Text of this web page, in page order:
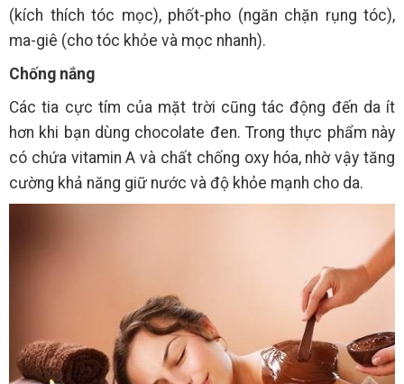
(kích thích tóc mọc), phốt-pho (ngăn chặn rụng tóc),
ma-giê (cho tóc khỏe và mọc nhanh).
Chống nắng
Các tia cực tím của mặt trời cũng tác động đến da ít
hơn khi bạn dùng chocolate đen. Trong thực phẩm này
có chứa vitamin A và chất chống oxy hóa, nhờ vậy tăng
cường khả năng giữ nước và độ khỏe mạnh cho da.